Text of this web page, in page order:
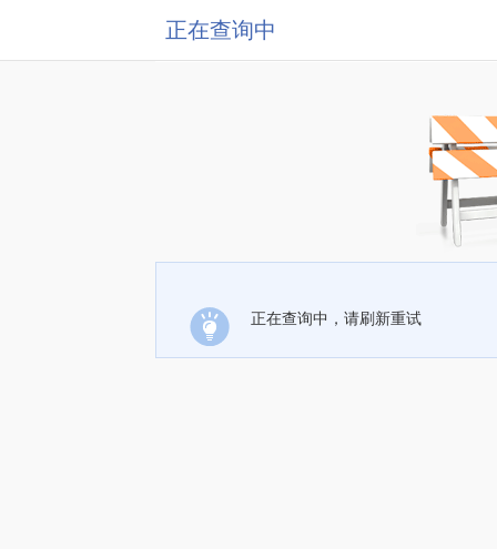
正在查询中
正在查询中，请刷新重试